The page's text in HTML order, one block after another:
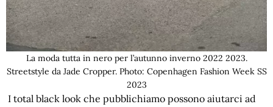
La moda tutta in nero per l’autunno inverno 2022 2023.
Streetstyle da Jade Cropper. Photo: Copenhagen Fashion Week SS
2023
I total black look che pubblichiamo possono aiutarci ad